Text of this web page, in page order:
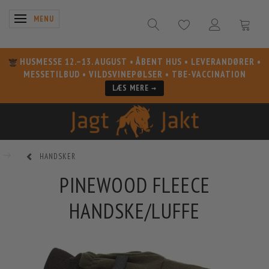
SKIFTE NAVIGATION
MENU
HUSMESSE 12.–13. AUGUST • ÅBENT HUS • LEVERANDØRER •
MESSETILBUD • VILDSVINEPØLSER • TBE-VACCINATION
LÆS MERE →
HANDSKER
PINEWOOD FLEECE
HANDSKE/LUFFE